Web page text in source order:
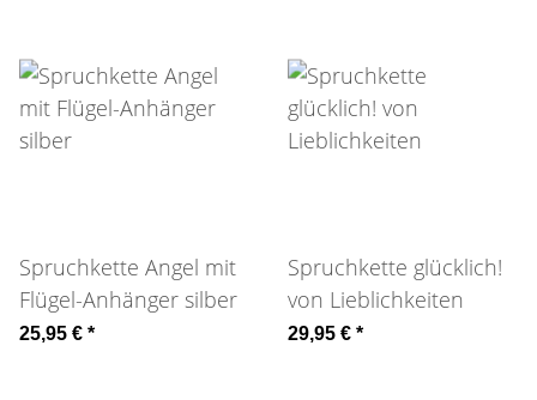
Spruchkette Angel mit
Flügel-Anhänger silber
25,95 € *
Spruchkette glücklich!
von Lieblichkeiten
29,95 € *